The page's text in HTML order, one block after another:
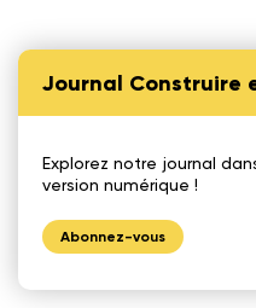
Journal Construire
Explorez notre journal
version numérique !
Abonnez-vous